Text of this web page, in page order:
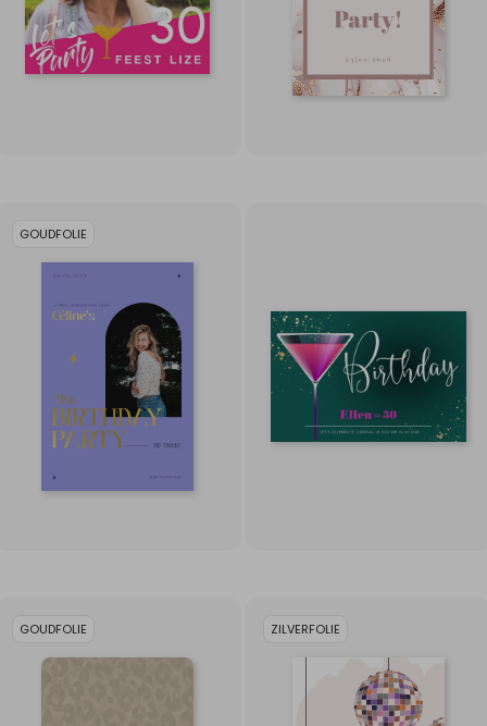
GOUDFOLIE
GOUDFOLIE ZILVERFOLIE